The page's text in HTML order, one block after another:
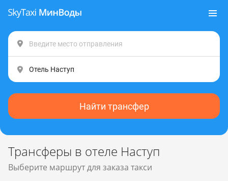
Найти трансфер
Трансферы в отеле Наступ
Выберите маршрут для заказа такси